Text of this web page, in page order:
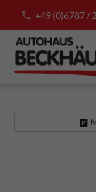
+49 (0)6787 /